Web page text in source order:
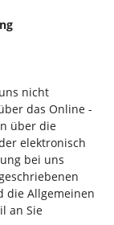
nicht
das Online -
über die
elektronisch
bei uns
die Allgemeinen
an Sie